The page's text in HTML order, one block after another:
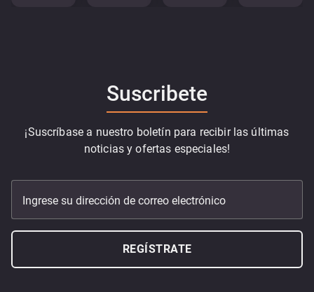
Suscribete
¡Suscríbase a nuestro boletín para recibir las últimas
noticias y ofertas especiales!
Ingrese su dirección de correo electrónico
REGÍSTRATE